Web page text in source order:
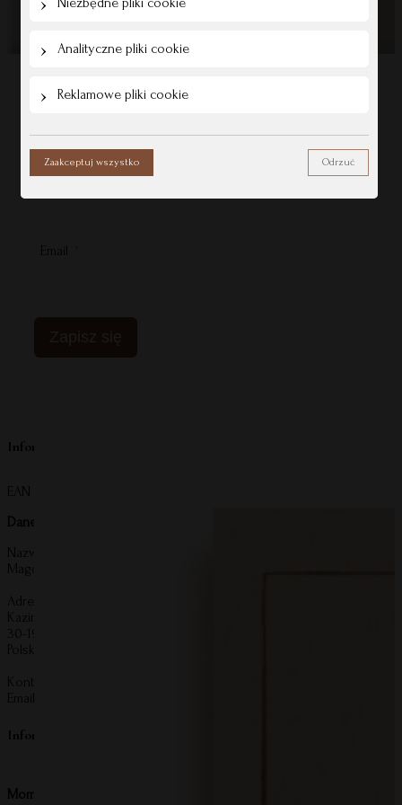
Imię
Email
Informacje o producencie
EAN produktu:
Dane producenta:
Nazwa:
Magdalena Zmarzlińska Grupa Kreatywna
Adres:
Kazimierza Wierzyńskiego 55/5
30-198 Kraków
Polska
Kontakt:
Email:
Informacje o bezpieczeństwie produktu
Mommy Planner
Analityczne pliki cookie
Reklamowe pliki cookie
Zaakceptuj wszystko Odrzuć